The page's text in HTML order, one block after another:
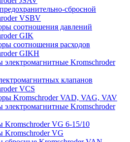
сбросной
VSBV
соотношения давлений
GIK
соотношения расходов
GIKH
электромагнитные Kromschroder
клапанов
VCS
Kromschroder VAD, VAG, VAV
электромагнитные Kromschroder
Kromschroder VG 6-15/10
Kromschroder VG